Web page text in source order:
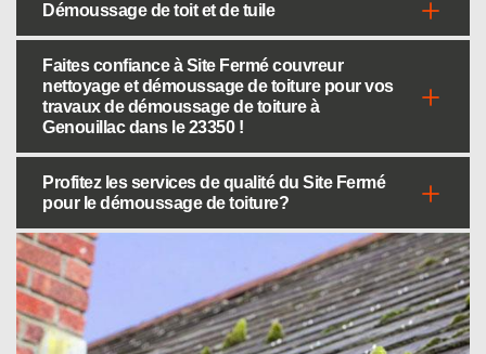
Démoussage de toit et de tuile
Faites confiance à Site Fermé couvreur
nettoyage et démoussage de toiture pour vos
travaux de démoussage de toiture à
Genouillac dans le 23350 !
Profitez les services de qualité du Site Fermé
pour le démoussage de toiture?